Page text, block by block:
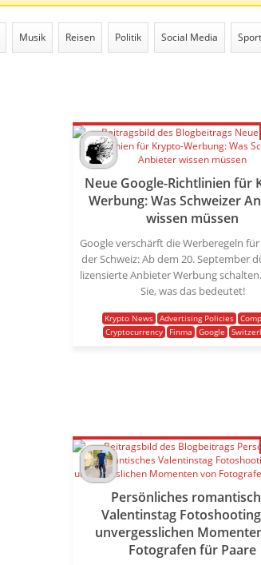
Musik Reisen Politik Social Media Sport
Neue Google-Richtlinien für
Werbung: Was Schweizer
wissen müssen
Google verschärft die Werberegeln
der Schweiz: Ab dem 20. September
lizensierte Anbieter Werbung
Sie, was das bedeutet!
Krypto News Advertising Policies
Cryptocurrency
Finma Google
Persönliches
Valentinstag
unvergesslichen
Fotografen für Paare